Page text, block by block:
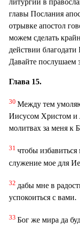
главы Послания
отрывке апостол
можем сделать
действии
Давайте послушаем
Глава 15.
30 Между тем
Иисусом Христом и
молитвах за меня к
31 чтобы
служение мое для
32 дабы мне в
успокоиться с вами.
33 Бог же мира да